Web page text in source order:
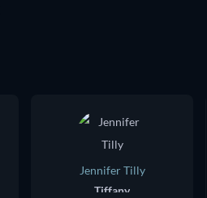
Jennifer Tilly
Tiffany